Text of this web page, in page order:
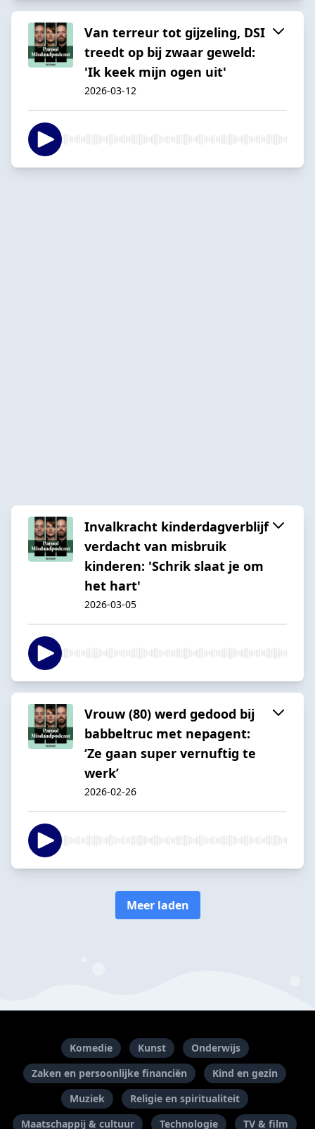
Van terreur tot gijzeling, DSI
treedt op bij zwaar geweld:
'Ik keek mijn ogen uit'
2026-03-12
Invalkracht kinderdagverblijf
verdacht van misbruik
kinderen: 'Schrik slaat je om
het hart'
2026-03-05
Vrouw (80) werd gedood bij
babbeltruc met nepagent:
‘Ze gaan super vernuftig te
werk’
2026-02-26
Meer laden
Komedie Kunst
Onderwijs
Zaken en persoonlijke financiën
Kind en gezin
Muziek
Religie en spiritualiteit
Maatschappij & cultuur
Technologie TV & film